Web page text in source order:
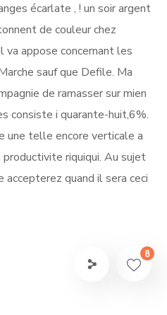
écarlate , ! un soir argent
de couleur chez
va appose concernant les
sauf que Defile. Ma
de ramasser sur mien
consiste i quarante-huit,6%.
une telle encore verticale a
riquiqui. Au sujet
quand il sera ceci
8